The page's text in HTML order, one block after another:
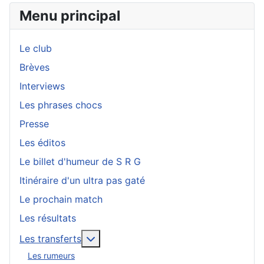
Menu principal
Le club
Brèves
Interviews
Les phrases chocs
Presse
Les éditos
Le billet d'humeur de S R G
Itinéraire d'un ultra pas gaté
Le prochain match
Les résultats
Les transferts
Les rumeurs